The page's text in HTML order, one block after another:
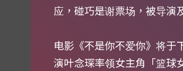
应，碰巧是谢票场，被导演
电影《不是你不爱你》将于
演叶念琛率领女主角「篮球